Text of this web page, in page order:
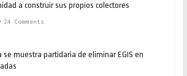
a construir sus propios colectores
24 Comments
se muestra partidaria de eliminar EGIS en